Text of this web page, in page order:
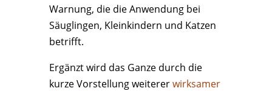
Warnung, die die Anwendung bei
Säuglingen, Kleinkindern und Katzen
betrifft.
Ergänzt wird das Ganze durch die
kurze Vorstellung weitererwirksamer